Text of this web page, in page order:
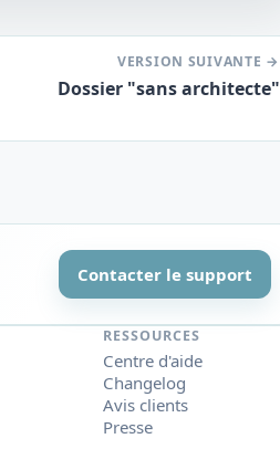
VERSION SUIVANTE →
Dossier "sans architecte"
Contacter le support
RESSOURCES
Centre d'aide
Changelog
Avis clients
Presse